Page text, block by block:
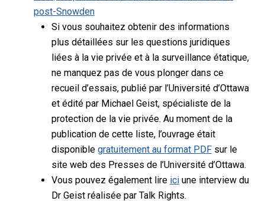
post-Snowden
Si vous souhaitez obtenir des informations
plus détaillées sur les questions juridiques
liées à la vie privée et à la surveillance étatique,
ne manquez pas de vous plonger dans ce
recueil d’essais, publié par l’Université d’Ottawa
et édité par Michael Geist, spécialiste de la
protection de la vie privée. Au moment de la
publication de cette liste, l’ouvrage était
disponible gratuitement au format PDFsur le
site web des Presses de l’Université d’Ottawa.
Vous pouvez également lire iciune interview du
Dr Geist réalisée par Talk Rights.